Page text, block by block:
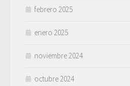
febrero 2025
enero 2025
noviembre 2024
octubre 2024